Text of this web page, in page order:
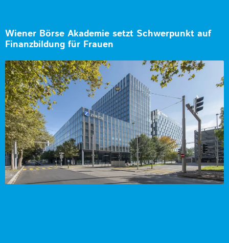
Wiener Börse Akademie setzt Schwerpunkt auf
Finanzbildung für Frauen